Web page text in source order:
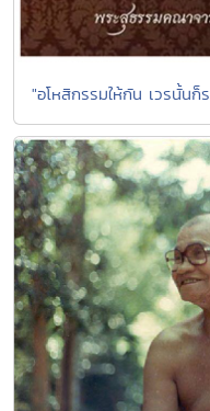
"อโหสิกรรมให้กัน เวรนั้น